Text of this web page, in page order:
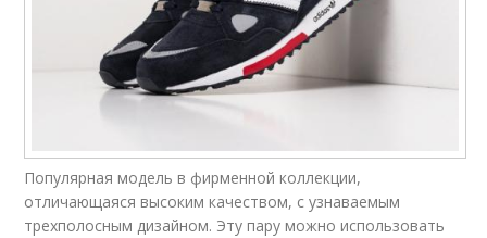
Популярная модель в фирменной коллекции,
отличающаяся высоким качеством, с узнаваемым
трехполосным дизайном. Эту пару можно использовать